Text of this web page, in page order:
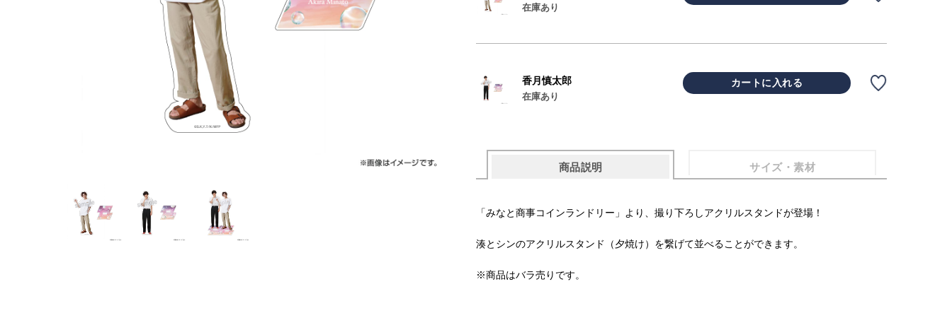
在庫あり
香月慎太郎
在庫あり
カートに入れる
商品説明 サイズ・素材
「みなと商事コインランドリー」より、撮り下ろしアクリルスタンドが登場！
湊とシンのアクリルスタンド（夕焼け）を繋げて並べることができます。
※商品はバラ売りです。